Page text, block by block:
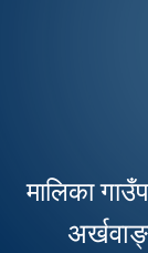
मालिका